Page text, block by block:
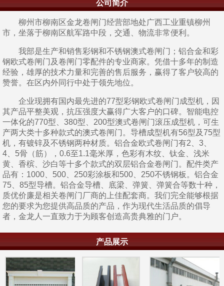
公司简介
柳州市柳南区金龙卷闸门经营部地处广西工业重镇柳州
市，坐落于柳南区航军路中段，交通、物流非常便利。
我部是生产和销售彩钢和不锈钢澳式卷闸门；铝合金和彩
钢欧式卷闸门及卷闸门零配件的专业商家。凭借十多年的制造
经验，雄厚的技术力量和完善的售后服务，赢得了客户较高的
赞誉。在区内外同行中处于领先地位。
企业现拥有国内最先进的77型彩钢欧式卷闸门成型机，因
其产品平整美观，抗压强度大赢得广大客户的口碑。智能电控
一体化的770型、380型、200型澳式卷闸门滚压成型机，可生
产两大类十多种款式的澳式卷闸门。导槽成型机有56型及75型
机，有镀锌及不锈钢两种材质。铝合金欧式卷闸门有2、3、
4、5骨（筋），0.6至1.1毫米厚，色彩有木纹、钛金、浅米
黄、香槟、沙白等十多个款式的双层铝合金卷闸门。配件类产
品有：1000、500、250彩涂板和500、250不锈钢板。铝合金
75、85型导槽。铝合金导槽、底梁、弹簧、弹簧合等数十种，
质优价廉是相关卷闸门厂商的上佳配套商。我们完全能够根据
您的要求为您提供高品质的产品，作为现代生活品质的倡导
者，金龙人一直致力于为顾客创造高贵典雅的门户。
产品展示